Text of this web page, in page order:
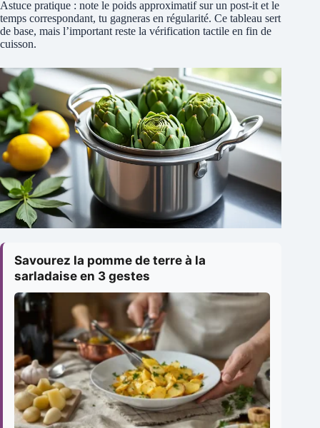
Astuce pratique : note le poids approximatif sur un post-it et le
temps correspondant, tu gagneras en régularité. Ce tableau sert
de base, mais l’important reste la vérification tactile en fin de
cuisson.
Savourez la pomme de terre à la
sarladaise en 3 gestes